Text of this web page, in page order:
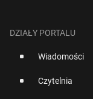
DZIAŁY PORTALU
Wiadomości
Czytelnia